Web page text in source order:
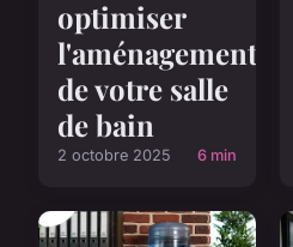
optimiser
l'aménagement
de votre salle
de bain
2 octobre 2025 6 min